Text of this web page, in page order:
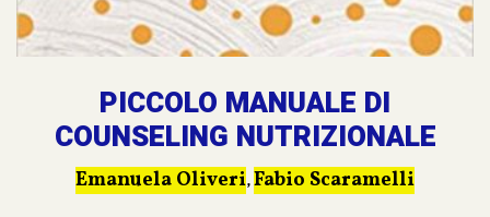
PICCOLO MANUALE DI
COUNSELING NUTRIZIONALE
Emanuela Oliveri,Fabio Scaramelli